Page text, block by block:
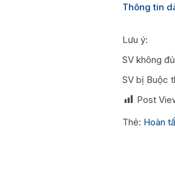
Thông tin
Lưu ý:
SV không
SV bị Buộc
Post
Thẻ: Hoàn